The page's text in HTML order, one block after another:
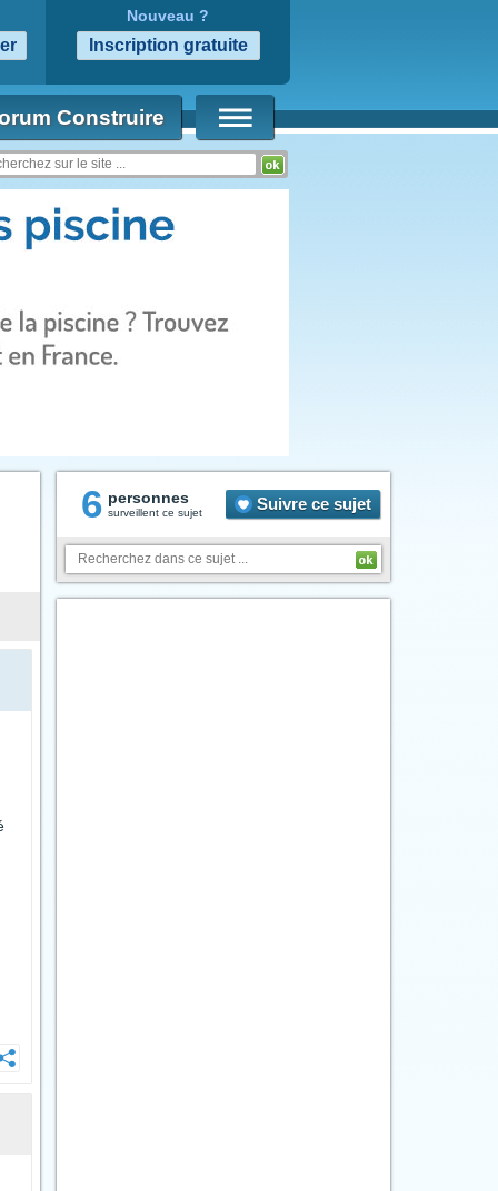
Nouveau ?
Construire
6 personnes
surveillent ce sujet Suivre ce sujet